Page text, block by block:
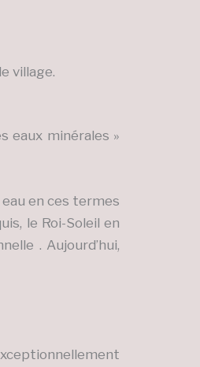
village.
eaux minérales »
en ces termes
le Roi-Soleil en
. Aujourd’hui,